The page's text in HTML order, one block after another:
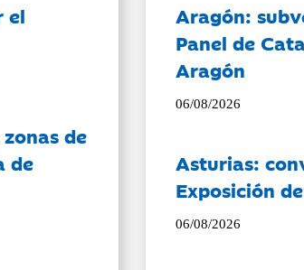
el
de
de
Aragón:
Panel de
Aragón
06/08/2026
Asturias:
Exposición
06/08/2026